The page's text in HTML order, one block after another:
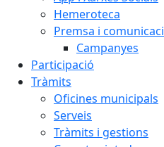
Hemeroteca
Premsa i
Campanyes
Participació
Tràmits
Oficines municipals
Serveis
Tràmits i gestions